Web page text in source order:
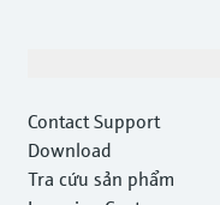
Contact Support
Download
Tra cứu sản phẩm